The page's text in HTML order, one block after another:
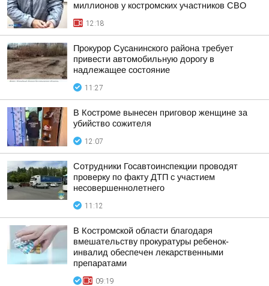
миллионов у костромских участников СВО
12:18
Прокурор Сусанинского района требует
привести автомобильную дорогу в
надлежащее состояние
11:27
В Костроме вынесен приговор женщине за
убийство сожителя
12:07
Сотрудники Госавтоинспекции проводят
проверку по факту ДТП с участием
несовершеннолетнего
11:12
В Костромской области благодаря
вмешательству прокуратуры ребенок-
инвалид обеспечен лекарственными
препаратами
09:19